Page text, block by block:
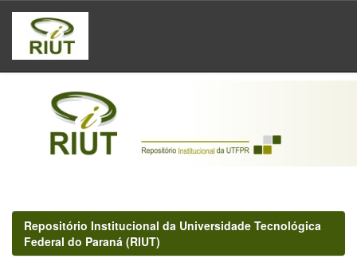
Skip
navigation
Repositório Institucional da Universidade Tecnológica
Federal do Paraná (RIUT)